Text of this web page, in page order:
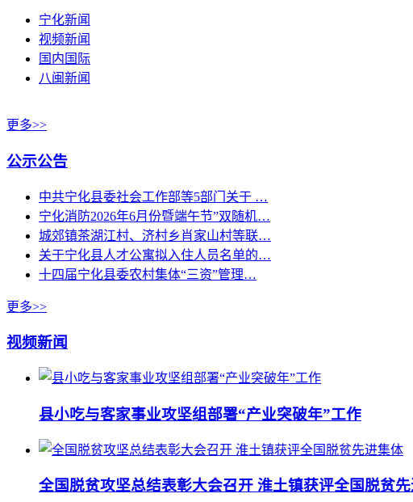
宁化新闻
视频新闻
国内国际
八闽新闻
更多>>
公示公告
中共宁化县委社会工作部等5部门关于 …
宁化消防2026年6月份暨端午节”双随机…
城郊镇茶湖江村、济村乡肖家山村等联…
关于宁化县人才公寓拟入住人员名单的…
十四届宁化县委农村集体“三资”管理…
更多>>
视频新闻
县小吃与客家事业攻坚组部署“产业突破年”工作
全国脱贫攻坚总结表彰大会召开 淮土镇获评全国脱贫